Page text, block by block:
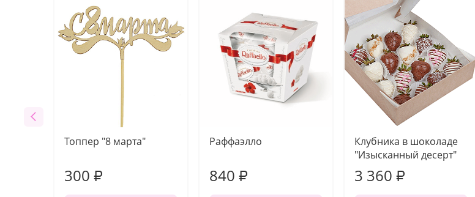
Топпер "8 марта"
300 ₽
Раффаэлло
840 ₽
Клубника в шоколаде
"Изысканный десерт"
3 360 ₽